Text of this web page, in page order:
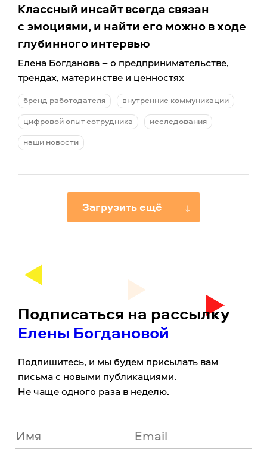
Классный инсайт всегда связан
с эмоциями, и найти его можно в ходе
глубинного интервью
Елена Богданова – о предпринимательстве,
трендах, материнстве и ценностях
бренд работодателя
внутренние коммуникации
цифровой опыт сотрудника
исследования
наши новости
Загрузить ещё
Подписаться на рассылку
Елены Богдановой
Подпишитесь, и мы будем присылать вам
письма с новыми публикациями.
Не чаще одного раза в неделю.